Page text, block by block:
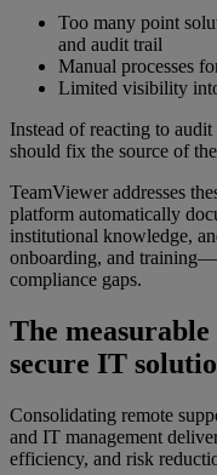
Too many point
and audit trail
Manual processes
Limited visibility
Instead of reacting to
should fix the source of
TeamViewer addresses
platform automatically
institutional knowledge,
onboarding, and
compliance gaps.
The
secure IT
Consolidating remote
and IT management
efficiency, and risk